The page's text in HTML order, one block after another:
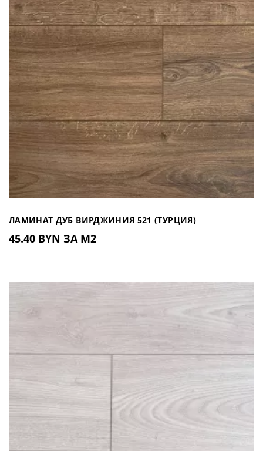
ЛАМИНАТ ДУБ ВИРДЖИНИЯ 521 (ТУРЦИЯ)
45.40 BYN ЗА М2